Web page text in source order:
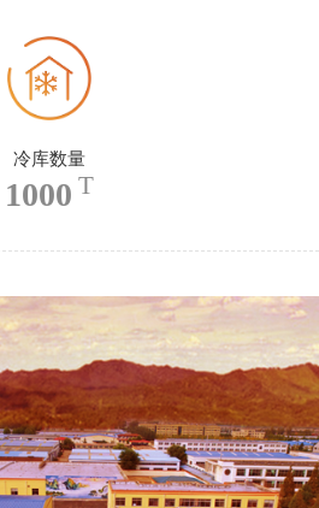
冷库数量
1000 T